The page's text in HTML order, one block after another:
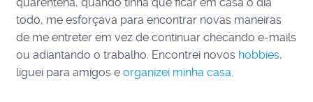
todo, me esforçava para encontrar novas maneiras
de me entreter em vez de continuar checando e-mails
ou adiantando o trabalho. Encontrei novos hobbies,
liguei para amigos eorganizei minha casa.